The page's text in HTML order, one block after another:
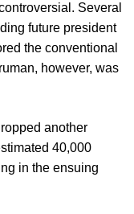
Several
future president
the conventional
however, was
another
40,000
in the ensuing